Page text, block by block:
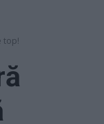
top!